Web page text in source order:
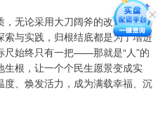
无论采用大刀阔斧的改造还是精
与实践，归根结底都是为了增进
尺始终只有一把——那就是“人”的
根，让一个个民生愿景变成实
、焕发活力，成为满载幸福、沉